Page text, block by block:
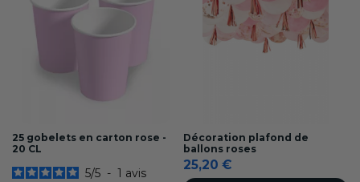
25 gobelets en carton rose -
20 CL
5/5 - 1 avis
Décoration plafond de
ballons roses
25,20 €